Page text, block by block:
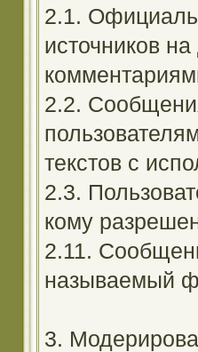
2.1.
источников
2.2.
текстов с
2.3.
кому
2.11.
называемый
3.